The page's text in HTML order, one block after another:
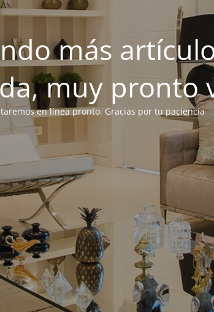
más
muy pronto
en línea pronto. Gracias por tu paciencia